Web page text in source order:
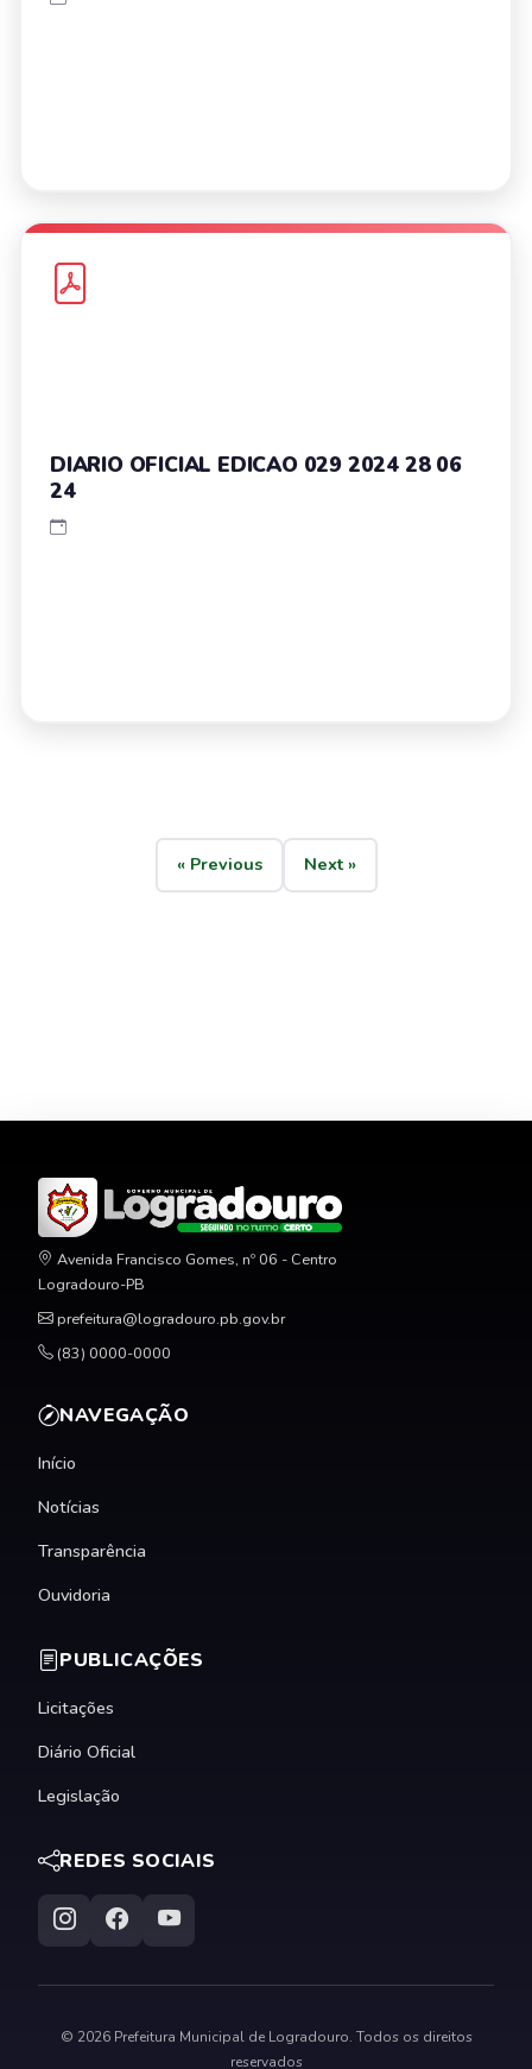
DIARIO OFICIAL EDICAO 029 2024 28 06
24
« Previous Next »
Avenida Francisco Gomes, nº 06 - Centro
Logradouro-PB
prefeitura@logradouro.pb.gov.br
(83) 0000-0000
NAVEGAÇÃO
Início
Notícias
Transparência
Ouvidoria
PUBLICAÇÕES
Licitações
Diário Oficial
Legislação
REDES SOCIAIS
© 2026 Prefeitura Municipal de Logradouro. Todos os direitos
reservados